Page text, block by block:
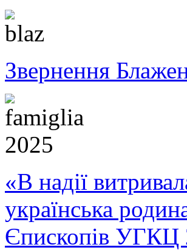
Звернення
«В надії
українська
Єпископів УГКЦ